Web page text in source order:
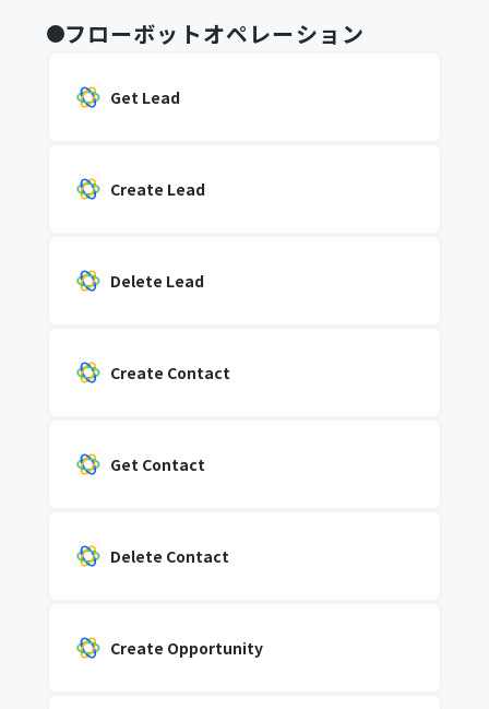
フローボットオペレーション
Get Lead
Create Lead
Delete Lead
Create Contact
Get Contact
Delete Contact
Create Opportunity